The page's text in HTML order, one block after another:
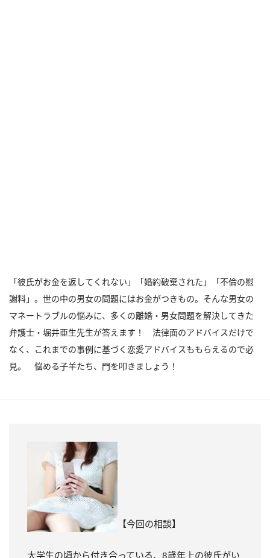
「彼氏がお金を返してくれない」「婚約破棄された」「不倫の慰
謝料」。世の中の男女の問題にはお金がつきもの。そんな男女の
マネートラブルの悩みに、多くの離婚・男女問題を解決してきた
弁護士・堀井亜生先生が答えます！ 法律面のアドバイスだけで
なく、これまでの事例に基づく恋愛アドバイスももらえるので必
見。 悩める子羊たち、門を叩きましょう！
【今回の相談】
大学生の頃から付き合っている、8歳年上の彼氏がい